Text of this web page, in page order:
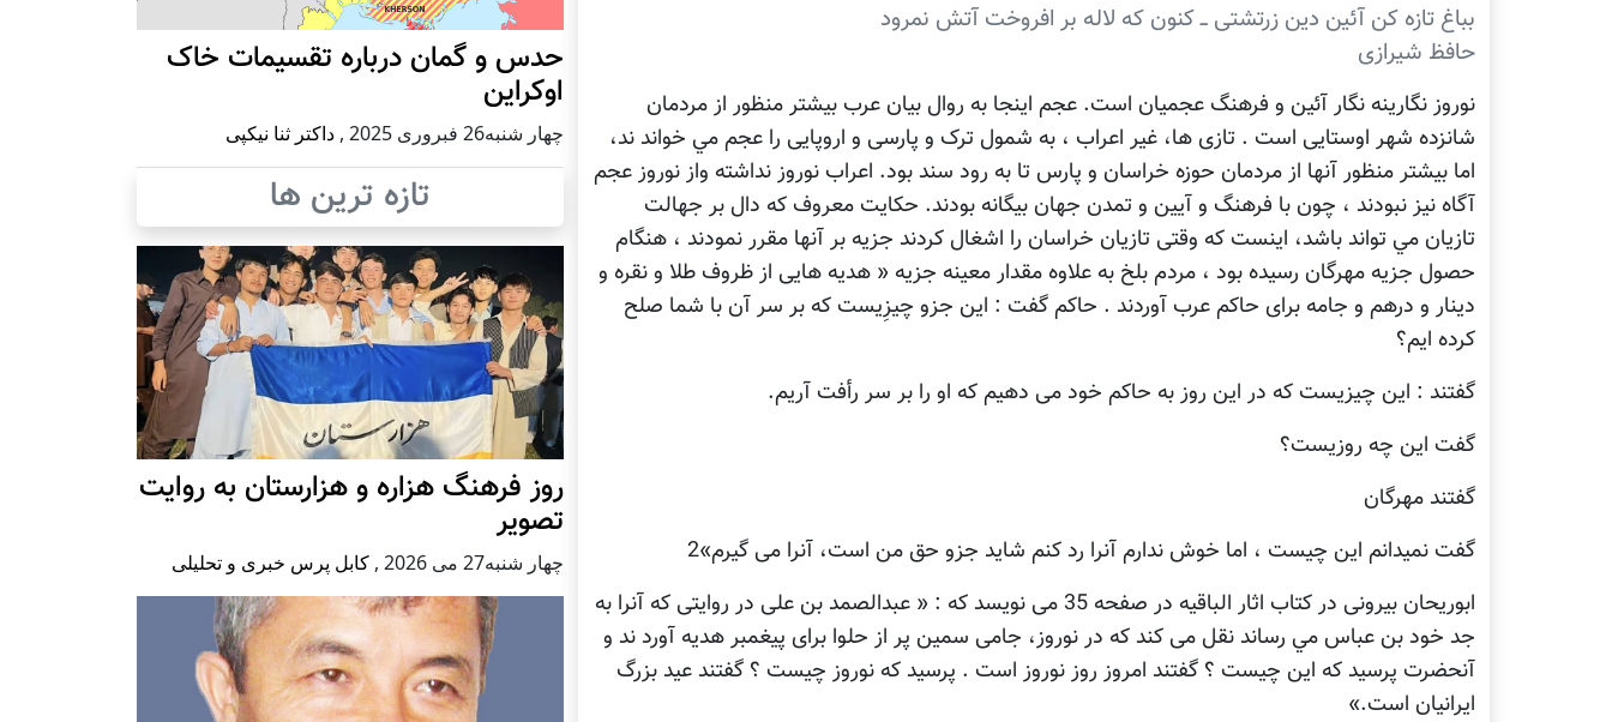
بباغ تازه کن آئين دين زرتشتی ــ کنون که لاله بر افروخت آتش نمرود
حافظ شیرازی
نوروز نگارينه نگار آئين و فرهنگ عجميان است. عجم اینجا به روال بيان عرب بیشتر منظور از مردمان
شانزده شهر اوستایی است . تازی ها، غير اعراب ، به شمول ترک و پارسی و اروپايی را عجم مي خواند ند،
اما بيشتر منظور آنها از مردمان حوزه خراسان و پارس تا به رود سند بود. اعراب نوروز نداشته واز نوروز عجم
آگاه نیز نبودند ، چون با فرهنگ و آیين و تمدن جهان بيگانه بودند. حکايت معروف که دال بر جهالت
تازيان مي تواند باشد، اينست که وقتی تازيان خراسان را اشغال کردند جزيه بر آنها مقرر نمودند ، هنگام
حصول جزيه مهرگان رسيده بود ، مردم بلخ به علاوه مقدار معينه جزيه « هديه هايی از ظروف طلا و نقره و
دينار و درهم و جامه برای حاکم عرب آوردند . حاکم گفت : اين جزو چيزِيست که بر سر آن با شما صلح
کرده ايم؟
گفتند : اين چيزيست که در اين روز به حاکم خود می دهيم که او را بر سر رأفت آريم.
گفت اين چه روزيست؟
گفتند مهرگان
گفت نميدانم اين چيست ، اما خوش ندارم آنرا رد کنم شايد جزو حق من است، آنرا می گيرم»2
ابوريحان بيرونی در کتاب اثار الباقيه در صفحه 35 می نويسد که : « عبدالصمد بن علی در روايتی که آنرا به
جد خود بن عباس مي رساند نقل می کند که در نوروز، جامی سمين پر از حلوا برای پيغمبر هديه آورد ند و
آنحضرت پرسيد که اين چيست ؟ گفتند امروز روز نوروز است . پرسيد که نوروز چيست ؟ گفتند عيد بزرگ
ايرانيان است.»
حدس و گمان درباره تقسیمات خاک
اوکراین
چهار شنبه26 فبروری 2025 , داکتر ثنا نیکپی
تازه ترین ها
روز فرهنگ هزاره و هزارستان به روایت
تصویر
چهار شنبه27 می 2026 , کابل پرس خبری و تحلیلی